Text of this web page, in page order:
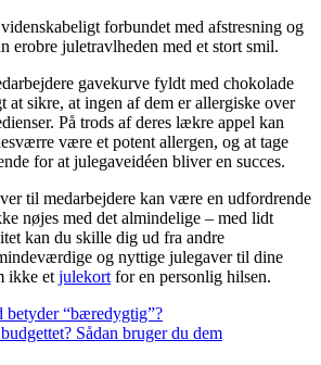
forbundet med afstresning og
erobre juletravlheden med et stort smil.
gavekurve fyldt med chokolade
at sikre, at ingen af dem er allergiske over
På trods af deres lækre appel kan
være et potent allergen, og at tage
for at julegaveidéen bliver en succes.
til medarbejdere kan være en udfordrende
nøjes med det almindelige – med lidt
kan du skille dig ud fra andre
og nyttige julegaver til dine
ikke et julekort for en personlig hilsen.
betyder “bæredygtig”?
Sådan bruger du dem